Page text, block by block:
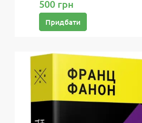
500 грн
Придбати